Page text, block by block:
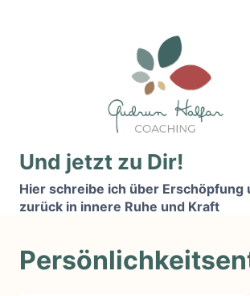
Und jetzt zu Dir!
Hier schreibe ich über Erschöpfung
zurück in innere Ruhe und Kraft